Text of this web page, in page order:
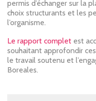
permis d’échanger sur la
choix structurants et les
l’organisme.
Le rapport complet est
souhaitant approfondir
le travail soutenu et
Boreales.